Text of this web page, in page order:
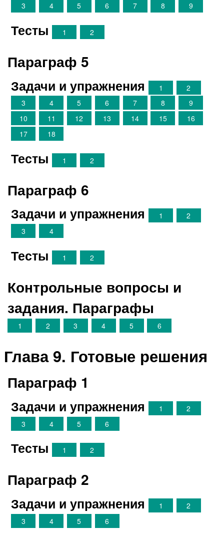
3
4 5 6 7 8 9
Тесты 1 2
Параграф 5
Задачи и упражнения 1
2
3
4 5 6 7 8
9
10
11 12 13 14 15
16
17
18
Тесты 1 2
Параграф 6
Задачи и упражнения 1
2
3
4
Тесты 1 2
Контрольные вопросы и
задания. Параграфы
1 2 3 4 5 6
Глава 9. Готовые решения
Параграф 1
Задачи и упражнения 1
2
3
4 5 6
Тесты 1 2
Параграф 2
Задачи и упражнения 1
2
3
4 5 6